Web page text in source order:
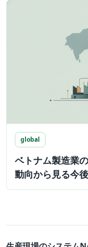
global
ベトナム製造業
動向から見る今